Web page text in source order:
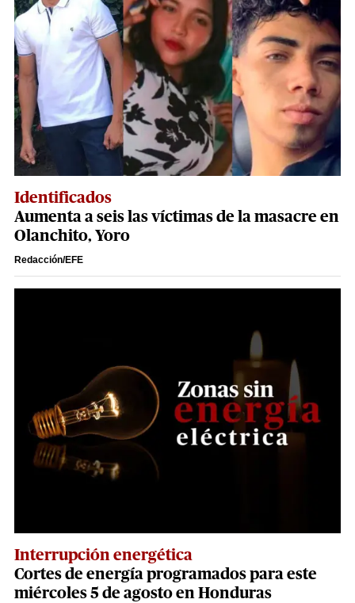
Identificados
Aumenta a seis las víctimas de la masacre en
Olanchito, Yoro
Redacción/EFE
Interrupción energética
Cortes de energía programados para este
miércoles 5 de agosto en Honduras